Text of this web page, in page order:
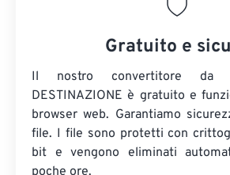
Gratuito e
Il nostro convertitore da
DESTINAZIONE è gratuito e
browser web. Garantiamo
file. I file sono protetti con
bit e vengono eliminati